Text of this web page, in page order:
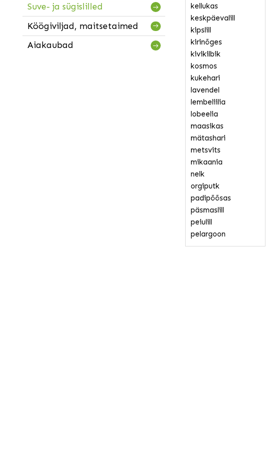
Suve- ja sügislilled
Köögiviljad, maitsetaimed
Aiakaubad
kellukas
keskpäevalill
kipslill
kirinõges
kivikilbik
kosmos
kukehari
lavendel
lembeliilia
lobeelia
maasikas
mätashari
metsvits
mikaania
nelk
orgiputk
padipõõsas
päsmaslill
peiulill
pelargoon
petuunia